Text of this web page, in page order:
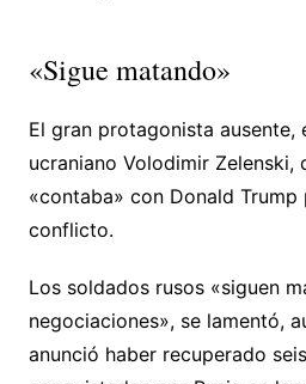
«Sigue matando»
El gran protagonista ausente,
ucraniano Volodimir Zelenski,
«contaba» con Donald
conflicto.
Los soldados rusos «siguen
negociaciones», se lamentó,
anunció haber recuperado